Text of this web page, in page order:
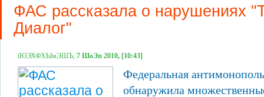
ФАС рассказала о нарушениях
Диалог"
їЮЭХФХЫмЭШЪ, 7 ШоЭп 2010, [10:43]
Федеральная
обнаружила